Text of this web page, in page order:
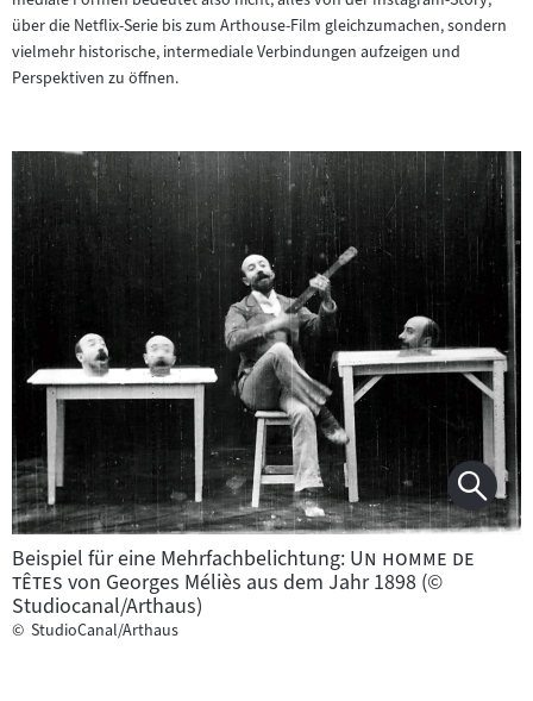
Tab)
über die Netflix-Serie bis zum Arthouse-Film gleichzumachen, sondern
vielmehr historische, intermediale Verbindungen aufzeigen und
Perspektiven zu öffnen.
Beispiel für eine Mehrfachbelichtung: "
Un homme de
têtes "von Georges Méliès aus dem Jahr 1898 (©
Studiocanal/Arthaus)
© StudioCanal/Arthaus